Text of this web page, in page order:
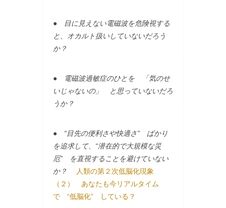
● 目に見えない電磁波を危険視する
と、オカルト扱いしていないだろう
か？
● 電磁波過敏症のひとを 「気のせ
いじゃないの」 と思っていないだろ
うか？
● “目先の便利さや快適さ” ばかり
を追求して、“潜在的で大規模な災
厄” を直視することを避けていない
か？
人類の第２次低脳化現象
（２） あなたも今リアルタイム
で “低脳化” している？